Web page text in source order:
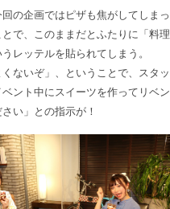
の企画ではピザも焦がしてしまっ
で、このままだとふたりに「料理
レッテルを貼られてしまう。
くないぞ」、ということで、スタッ
ント中にスイーツを作ってリベン
い」との指示が！